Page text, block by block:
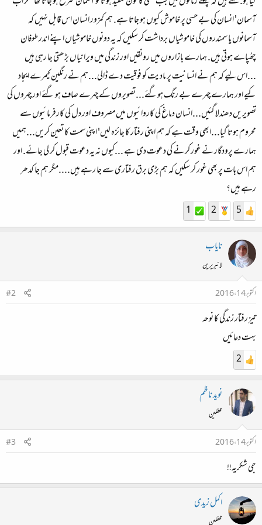
آسمان' انسان کی بے حسی پر خاموش کیوں ہو جاتا ہے. ہم کمزور انسان اس قابل نہیں کہ
آسمانوں یا سمندروں کی خاموشیاں برداشت کر سکیں کہ یہ دونوں خاموشیاں اپنے اندر طوفان
چھُپاے ہوتی ہیں. ہمارے بازاروں میں رونقیں اور زندگی میں ویرانیاں بڑھتی جا رہی ہیں
...اس لیے کہ ہم نے انسانیت پر مادیت کو فوقیت دے ڈالی...ہم نے رنگین کیمرے ایجاد
کیے اور ہمارے چہرے بے رنگ ہوگئے...تصویروں کے چہرے صاف ہو گئے اور چہروں کی
تصویریں دھندلا گئیں...انسان دماغ کی کاروائیوں میں مصروف اور دل کی کارفرمائیوں سے
محروم ہوتا گیا...ابھی وقت ہے کہ ہم اپنی رفتار کا جائزہ لیں' اپنی سمت کا تعین کریں...ہمیں
ہمارے پرودگار نے غور کرنے کی دعوت دی ہے ...کیوں نہ یہ دعوت قبول کر لی جائے. اور
ہم اس بات پر بھی غور کر سکیں کہ ہم بڑی برق رفتاری سے جا رہے ہیں....مگر ہم جا کدھر
رہے ہیں؟
5
2
1
نایاب
لائبریرین
اکتوبر 14، 2016
#2
تیز رفتار زندگی کا نوحہ
بہت دعائیں
2
نوید ناظم
محفلین
اکتوبر 14، 2016
#3
جی شکریہ!!
اکمل زیدی